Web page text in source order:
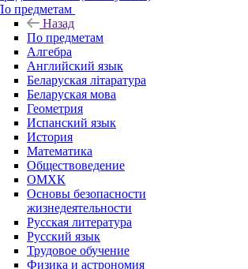
предметам
Назад
По предметам
Алгебра
Английский язык
Беларуская літаратура
Беларуская мова
Геометрия
Испанский язык
История
Математика
Обществоведение
ОМХК
Основы безопасности
жизнедеятельности
Русская литература
Русский язык
Трудовое обучение
Физика и астрономия